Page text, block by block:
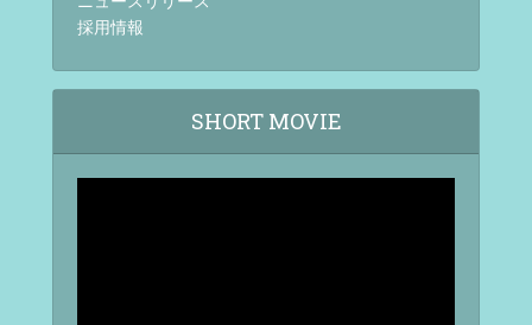
採用情報
SHORT MOVIE